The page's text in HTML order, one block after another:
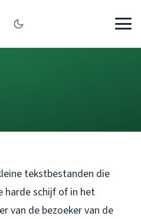
tekstbestanden die
harde schijf of in het
van de bezoeker van de